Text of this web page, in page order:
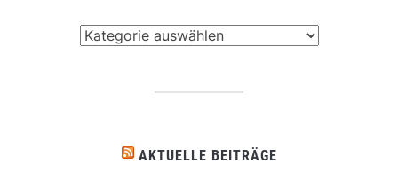
AKTUELLE BEITRÄGE